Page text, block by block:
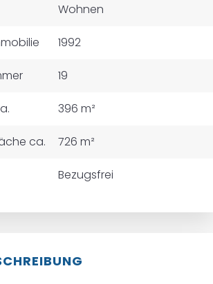
Wohnen
1992
19
396 m²
ca. 726 m²
Bezugsfrei